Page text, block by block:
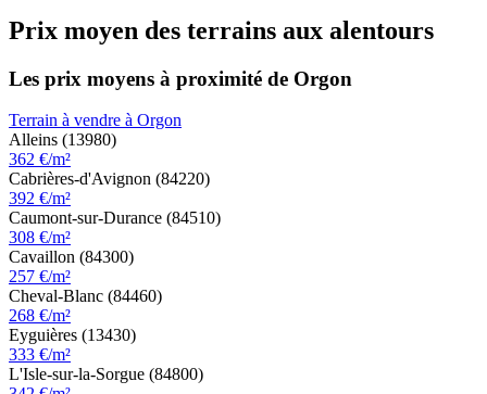
Prix moyen des terrains aux alentours
Les prix moyens à proximité de Orgon
Terrain à vendre à Orgon
Alleins (13980)
362 €/m²
Cabrières-d'Avignon (84220)
392 €/m²
Caumont-sur-Durance (84510)
308 €/m²
Cavaillon (84300)
257 €/m²
Cheval-Blanc (84460)
268 €/m²
Eyguières (13430)
333 €/m²
L'Isle-sur-la-Sorgue (84800)